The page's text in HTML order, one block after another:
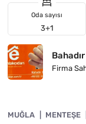
Oda sayısı
3+1
Firma
YATIRIMA UYGUN
MUĞLA MENTEŞE